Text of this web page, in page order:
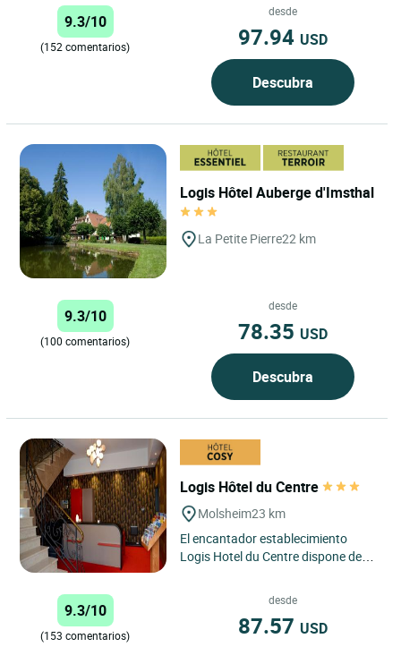
de Mutzig le da la bienvenida...
9.3/10
(152 comentarios)
desde
97.94 USD
Descubra
Logis Hôtel Auberge d'Imsthal
La Petite Pierre22 km
9.3/10
(100 comentarios)
desde
78.35 USD
Descubra
Logis Hôtel du Centre
Molsheim23 km
El encantador establecimiento
Logis Hotel du Centre dispone de
9.3/10
(153 comentarios)
desde
87.57 USD